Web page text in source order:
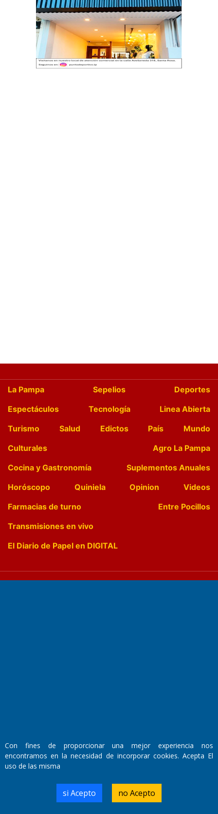
La Pampa Sepelios
Deportes
Espectáculos
Tecnología
Linea Abierta
Turismo
Salud Edictos País
Mundo
Culturales
Agro La Pampa
Cocina y Gastronomía
Suplementos Anuales
Horóscopo
Quiniela Opinion
Videos
Farmacias de turno
Entre Pocillos
Transmisiones en vivo
El Diario de Papel en DIGITAL
Santa Rosa, La Pampa.
Número de Registro DNDA:
RL-2019-55551274-APN-DNDA#MJ
Con fines de proporcionar una mejor experiencia nos
encontramos en la necesidad de incorporar cookies. Acepta El
uso de las misma
si Acepto no Acepto